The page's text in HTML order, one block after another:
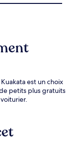
est un choix
petits plus gratuits